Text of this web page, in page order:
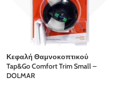
Κεφαλή Θαμνοκοπτικού
Tap&Go Comfort Trim Small –
DOLMAR